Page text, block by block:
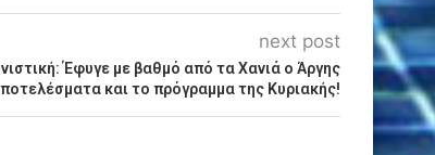
next post
Έφυγε με βαθμό από τα Χανιά ο Άργης
και το πρόγραμμα της Κυριακής!